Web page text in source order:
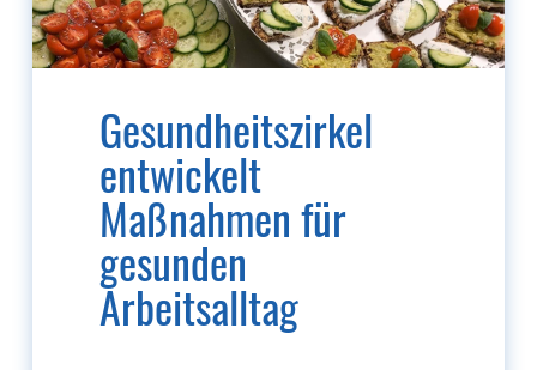
Gesundheitszirkel
entwickelt
Maßnahmen für
gesunden
Arbeitsalltag